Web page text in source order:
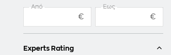
Από
€
Έως
€
Experts Rating